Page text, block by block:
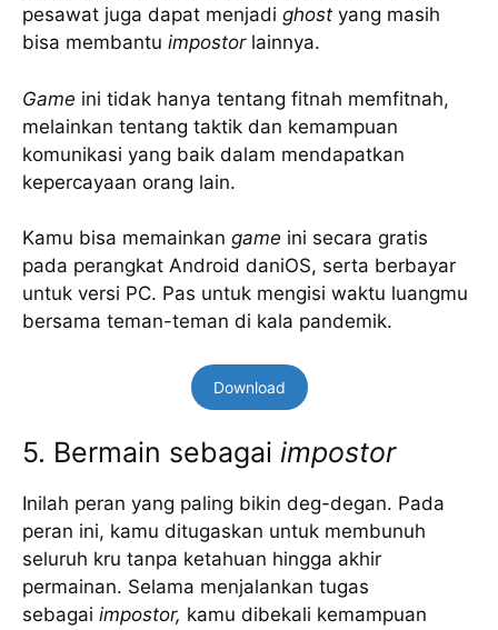
pesawat juga dapat menjadi ghost yang masih
bisa membantu impostorlainnya.
Game ini tidak hanya tentang fitnah memfitnah,
melainkan tentang taktik dan kemampuan
komunikasi yang baik dalam mendapatkan
kepercayaan orang lain.
Kamu bisa memainkan game ini secara gratis
pada perangkat Android daniOS, serta berbayar
untuk versi PC. Pas untuk mengisi waktu luangmu
bersama teman-teman di kala pandemik.
Download
5. Bermain sebagai impostor
Inilah peran yang paling bikin deg-degan. Pada
peran ini, kamu ditugaskan untuk membunuh
seluruh kru tanpa ketahuan hingga akhir
permainan. Selama menjalankan tugas
sebagai impostor, kamu dibekali kemampuan